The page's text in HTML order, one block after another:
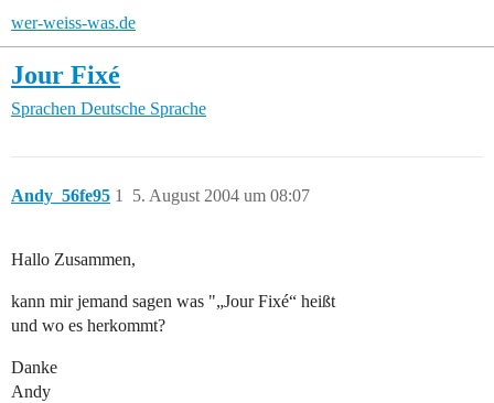
wer-weiss-was.de
Jour Fixé
Sprachen Deutsche Sprache
Andy_56fe95 5. August 2004 um 08:07
1
Hallo Zusammen,
kann mir jemand sagen was "„Jour Fixé“ heißt
und wo es herkommt?
Danke
Andy